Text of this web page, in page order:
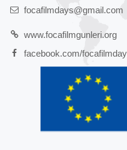
focafilmdays@gmail.com
www.focafilmgunleri.org
facebook.com/